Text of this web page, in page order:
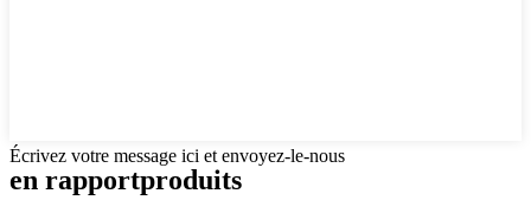
Écrivez votre message ici et envoyez-le-nous
en rapportproduits